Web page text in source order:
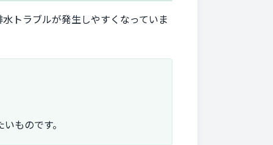
トラブルが発生しやすくなっていま
ものです。